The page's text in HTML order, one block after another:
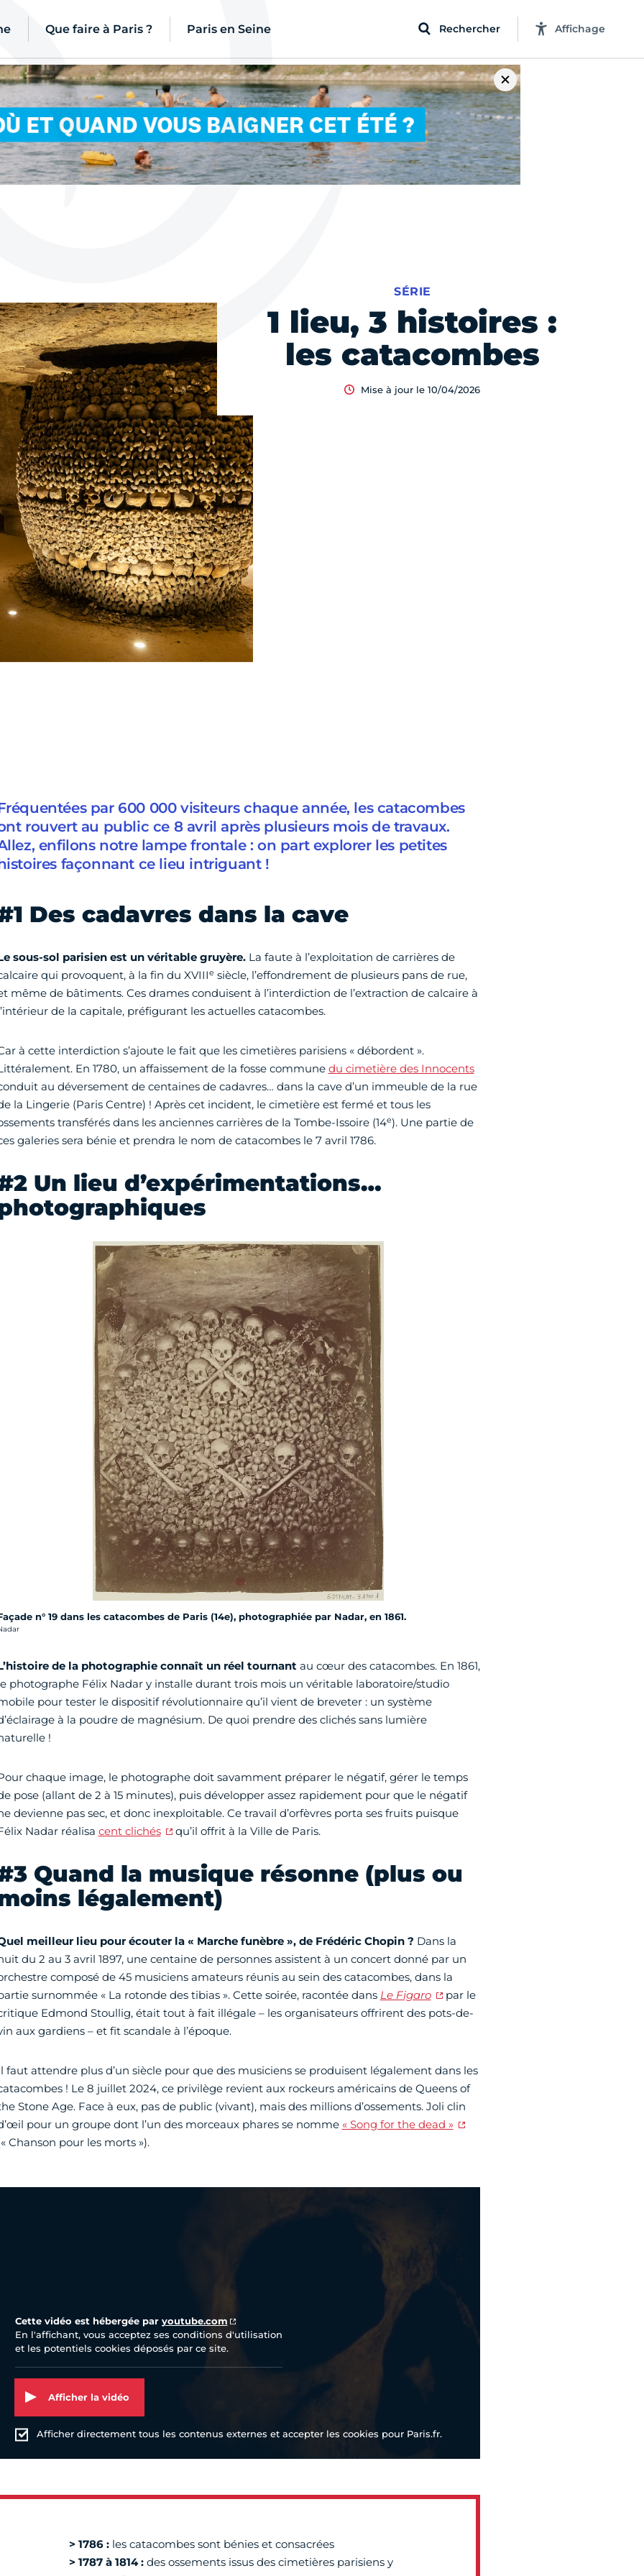
Que faire à Paris ? Paris en Seine Rechercher Affichage
1 lieu, 3 histoires :
les catacombes
SÉRIE
Mise à jour le 10/04/2026
par 600 000 visiteurs chaque année, les catacombes
rouvert au public ce 8 avril après plusieurs mois de travaux.
enfilons notre lampe frontale : on part explorer les petites
façonnant ce lieu intriguant !
Des cadavres dans la cave
sous-sol parisien est un véritable gruyère.La faute à l’exploitation de carrières de
qui provoquent, à la fin du XVIIIe siècle, l’effondrement de plusieurs pans de rue,
même de bâtiments. Ces drames conduisent à l’interdiction de l’extraction de calcaire à
de la capitale, préfigurant les actuelles catacombes.
à cette interdiction s’ajoute le fait que les cimetières parisiens « débordent ».
En 1780, un affaissement de la fosse commune du cimetière des Innocents
au déversement de centaines de cadavres… dans la cave d’un immeuble de la rue
la Lingerie (Paris Centre) ! Après cet incident, le cimetière est fermé et tous les
transférés dans les anciennes carrières de la Tombe-Issoire (14e). Une partie de
galeries sera bénie et prendra le nom de catacombes le 7 avril 1786.
Un lieu d’expérimentations…
n° 19 dans les catacombes de Paris (14e), photographiée par Nadar, en 1861.
photo :
de la photographie connaît un réel tournantau cœur des catacombes. En 1861,
photographe Félix Nadar y installe durant trois mois un véritable laboratoire/studio
pour tester le dispositif révolutionnaire qu’il vient de breveter : un système
à la poudre de magnésium. De quoi prendre des clichés sans lumière
!
chaque image, le photographe doit savamment préparer le négatif, gérer le temps
pose (allant de 2 à 15 minutes), puis développer assez rapidement pour que le négatif
devienne pas sec, et donc inexploitable. Ce travail d’orfèvres porta ses fruits puisque
Nadar réalisa cent clichés qu’il offrit à la Ville de Paris.
Quand la musique résonne (plus ou
légalement)
meilleur lieu pour écouter la « Marche funèbre », de Frédéric Chopin ? Dans la
du 2 au 3 avril 1897, une centaine de personnes assistent à un concert donné par un
composé de 45 musiciens amateurs réunis au sein des catacombes, dans la
surnommée « La rotonde des tibias ». Cette soirée, racontée dans Le Figaro
par le
Edmond Stoullig, était tout à fait illégale – les organisateurs offrirent des pots-de-
aux gardiens – et fit scandale à l’époque.
faut attendre plus d’un siècle pour que des musiciens se produisent légalement dans les
! Le 8 juillet 2024, ce privilège revient aux rockeurs américains de Queens of
Stone Age. Face à eux, pas de public (vivant), mais des millions d’ossements. Joli clin
pour un groupe dont l’un des morceaux phares se nomme « Song for the dead »
Chanson pour les morts »).
Cette vidéo est hébergée par youtube.com
En l'affichant, vous acceptez ses conditions d'utilisation
et les potentiels cookies déposés par ce site.
Afficher la vidéo
Afficher directement tous les contenus externes et accepter les cookies pour Paris.fr.
> 1786 :les catacombes sont bénies et consacrées
> 1787 à 1814 :des ossements issus des cimetières parisiens y